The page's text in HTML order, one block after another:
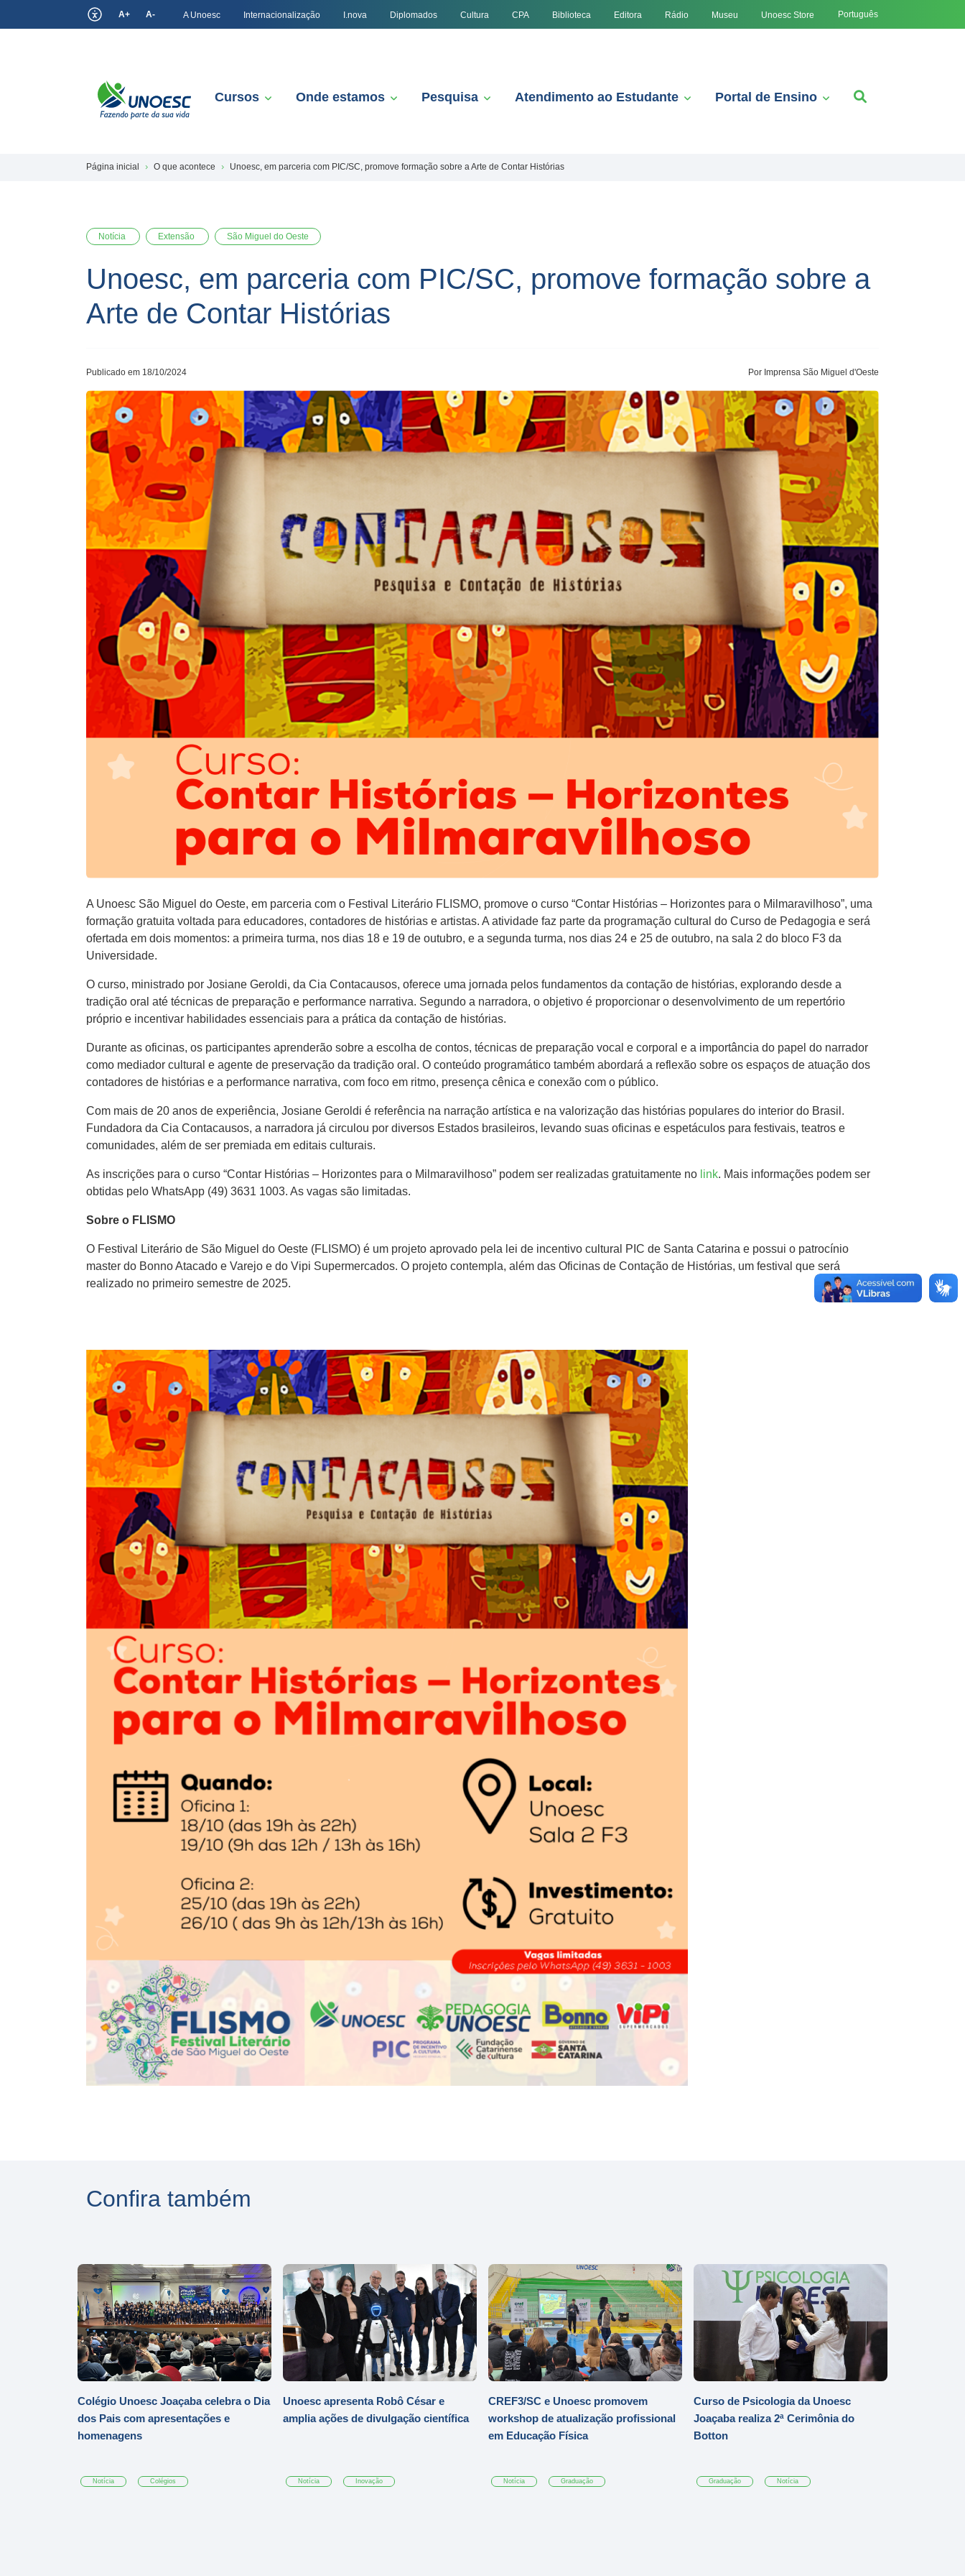
A+ A- A Unoesc Internacionalização I.nova Diplomados Cultura CPA Biblioteca Editora Rádio Museu Unoesc Store Português
Cursos Onde estamos Pesquisa Atendimento ao Estudante Portal de Ensino
Página inicial O que acontece Unoesc, em parceria com PIC/SC, promove formação sobre a Arte de Contar Histórias
Notícia Extensão São Miguel do Oeste
Unoesc, em parceria com PIC/SC, promove formação sobre a
Arte de Contar Histórias
Publicado em 18/10/2024 Por Imprensa São Miguel d'Oeste
A Unoesc São Miguel do Oeste, em parceria com o Festival Literário FLISMO, promove o curso “Contar Histórias – Horizontes para o Milmaravilhoso”, uma
formação gratuita voltada para educadores, contadores de histórias e artistas. A atividade faz parte da programação cultural do Curso de Pedagogia e será
ofertada em dois momentos: a primeira turma, nos dias 18 e 19 de outubro, e a segunda turma, nos dias 24 e 25 de outubro, na sala 2 do bloco F3 da
Universidade.
O curso, ministrado por Josiane Geroldi, da Cia Contacausos, oferece uma jornada pelos fundamentos da contação de histórias, explorando desde a
tradição oral até técnicas de preparação e performance narrativa. Segundo a narradora, o objetivo é proporcionar o desenvolvimento de um repertório
próprio e incentivar habilidades essenciais para a prática da contação de histórias.
Durante as oficinas, os participantes aprenderão sobre a escolha de contos, técnicas de preparação vocal e corporal e a importância do papel do narrador
como mediador cultural e agente de preservação da tradição oral. O conteúdo programático também abordará a reflexão sobre os espaços de atuação dos
contadores de histórias e a performance narrativa, com foco em ritmo, presença cênica e conexão com o público.
Com mais de 20 anos de experiência, Josiane Geroldi é referência na narração artística e na valorização das histórias populares do interior do Brasil.
Fundadora da Cia Contacausos, a narradora já circulou por diversos Estados brasileiros, levando suas oficinas e espetáculos para festivais, teatros e
comunidades, além de ser premiada em editais culturais.
As inscrições para o curso “Contar Histórias – Horizontes para o Milmaravilhoso” podem ser realizadas gratuitamente no link. Mais informações podem ser
obtidas pelo WhatsApp (49) 3631 1003. As vagas são limitadas.
Sobre o FLISMO
O Festival Literário de São Miguel do Oeste (FLISMO) é um projeto aprovado pela lei de incentivo cultural PIC de Santa Catarina e possui o patrocínio
master do Bonno Atacado e Varejo e do Vipi Supermercados. O projeto contempla, além das Oficinas de Contação de Histórias, um festival que será
realizado no primeiro semestre de 2025.
Confira também
Colégio Unoesc Joaçaba celebra o Dia
dos Pais com apresentações e
homenagens
Notícia Colégios
Unoesc apresenta Robô César e
amplia ações de divulgação científica
Notícia Inovação
CREF3/SC e Unoesc promovem
workshop de atualização profissional
em Educação Física
Notícia Graduação
Curso de Psicologia da Unoesc
Joaçaba realiza 2ª Cerimônia do
Botton
Graduação Notícia